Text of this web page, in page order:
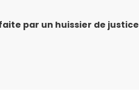
par un huissier de justice